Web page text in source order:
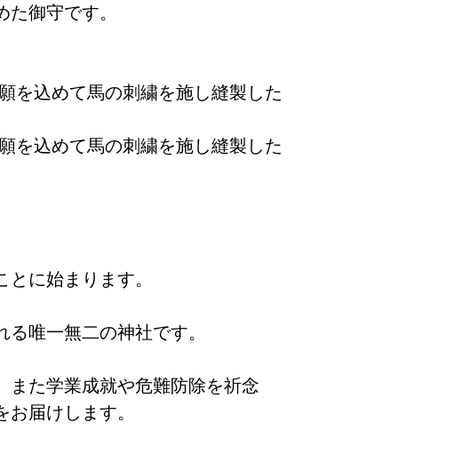
御守です。
を込めて馬の刺繍を施し縫製した
を込めて馬の刺繍を施し縫製した
に始まります。
唯一無二の神社です。
また学業成就や危難防除を祈念
届けします。